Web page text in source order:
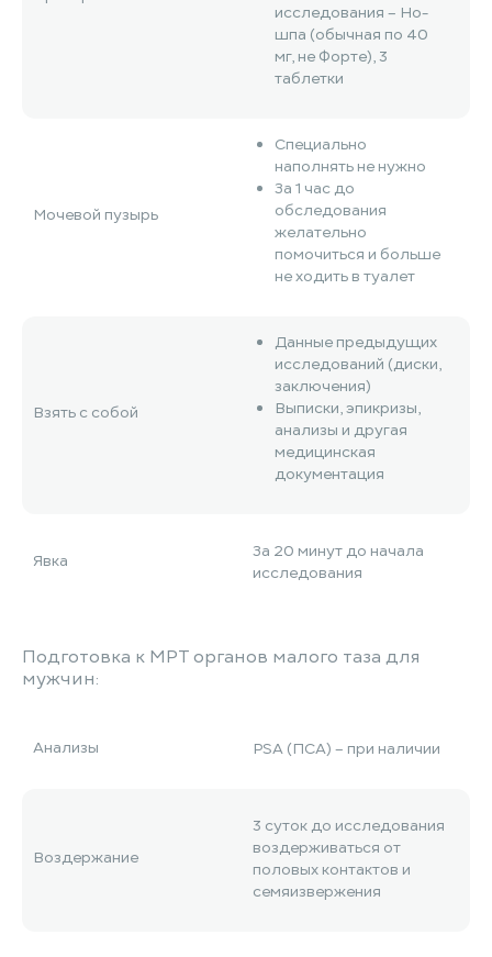
исследования – Но-
шпа (обычная по 40
мг, не Форте), 3
таблетки
Мочевой пузырь
Специально
наполнять не нужно
За 1 час до
обследования
желательно
помочиться и больше
не ходить в туалет
Взять с собой
Данные предыдущих
исследований (диски,
заключения)
Выписки, эпикризы,
анализы и другая
медицинская
документация
Явка
За 20 минут до начала
исследования
Подготовка к МРТ органов малого таза для
мужчин:
Анализы PSA (ПСА) – при наличии
Воздержание
3 суток до исследования
воздерживаться от
половых контактов и
семяизвержения